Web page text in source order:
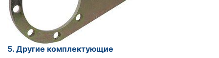
5. Другие комплектующие